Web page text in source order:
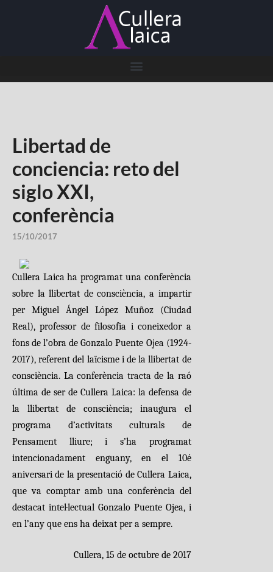
Libertad de
conciencia: reto del
siglo XXI,
conferència
15/10/2017
Cullera Laica ha programat una conferència
sobre la llibertat de consciència, a impartir
per Miguel Ángel López Muñoz (Ciudad
Real), professor de filosofia i coneixedor a
fons de l’obra de Gonzalo Puente Ojea (1924-
2017), referent del laïcisme i de la llibertat de
consciència. La conferència tracta de la raó
última de ser de Cullera Laica: la defensa de
la llibertat de consciència; inaugura el
programa d’activitats culturals de
Pensament lliure; i s’ha programat
intencionadament enguany, en el 10é
aniversari de la presentació de Cullera Laica,
que va comptar amb una conferència del
destacat intel·lectual Gonzalo Puente Ojea, i
en l’any que ens ha deixat per a sempre.
Cullera, 15 de octubre de 2017